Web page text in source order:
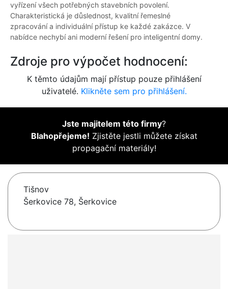
vyřízení všech potřebných stavebních povolení.
Charakteristická je důslednost, kvalitní řemeslné
zpracování a individuální přístup ke každé zakázce. V
nabídce nechybí ani moderní řešení pro inteligentní domy.
Zdroje pro výpočet hodnocení:
K těmto údajům mají přístup pouze přihlášení
uživatelé. Klikněte sem pro přihlášení.
Jste majitelem této firmy?
Blahopřejeme! Zjistěte jestli můžete získat
propagační materiály!
Tišnov
Šerkovice 78, Šerkovice